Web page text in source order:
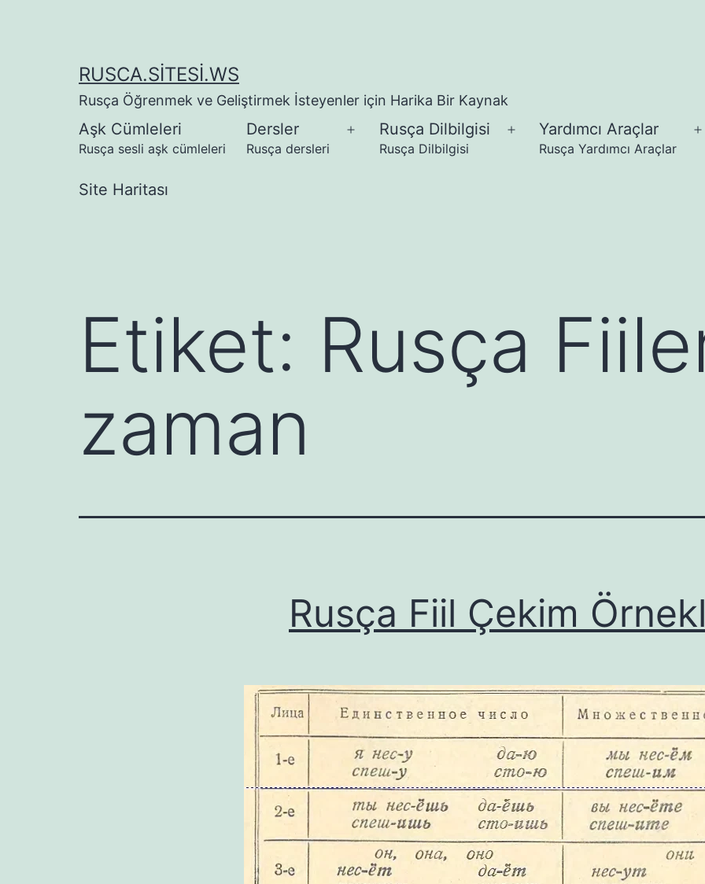
RUSCA.SITESI.WS
Rusça Öğrenmek ve Geliştirmek İsteyenler için Harika Bir Kaynak
Aşk Cümleleri
Rusça sesli aşk cümleleri
Dersler
Rusça dersleri
Menüyü
Rusça Dilbilgisi
Rusça Dilbilgisi
Menüyü
Yardımcı Araçlar
Rusça Yardımcı Araçlar
Site Haritası
Etiket: Rusça
zaman
Rusça Fiil Çekim